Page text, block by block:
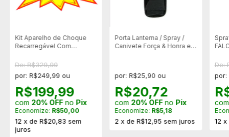
Kit Aparelho de Choque
Recarregável Com
de Defesa Pessoal Eco
De: R$329,99
por: R$249,99 ou
R$199,99
com 20% OFFno Pix
Economize: R$50,00
12 x de R$20,83 sem
juros
Porta Lanterna / Spray /
Canivete Força & Honra em
por: R$25,90 ou
R$20,72
com 20% OFFno Pix
Economize: R$5,18
2 xdeR$12,95 sem juros
De:
por:
12 x